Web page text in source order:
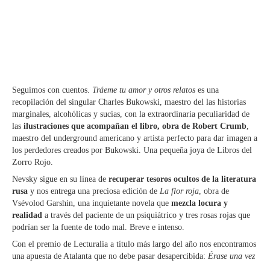
Seguimos con cuentos. Tráeme tu amor y otros relatos es una
recopilación del singular Charles Bukowski, maestro del las historias
marginales, alcohólicas y sucias, con la extraordinaria peculiaridad de
las ilustraciones que acompañan el libro, obra de Robert Crumb,
maestro del underground americano y artista perfecto para dar imagen a
los perdedores creados por Bukowski. Una pequeña joya de Libros del
Zorro Rojo.
Nevsky sigue en su línea de recuperar tesoros ocultos de la literatura
rusa y nos entrega una preciosa edición de La flor roja, obra de
Vsévolod Garshin, una inquietante novela que mezcla locura y
realidad a través del paciente de un psiquiátrico y tres rosas rojas que
podrían ser la fuente de todo mal. Breve e intenso.
Con el premio de Lecturalia a título más largo del año nos encontramos
una apuesta de Atalanta que no debe pasar desapercibida: Érase una vez